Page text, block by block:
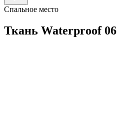
Спальное место
Ткань Waterproof 06